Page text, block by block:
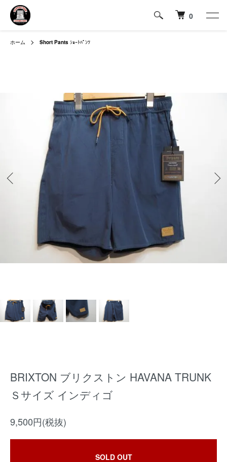
0
ホーム Short Pants ｼｮｰﾄﾊﾟﾝﾂ
BRIXTON ブリクストン HAVANA TRUNK
Ｓサイズ インディゴ
9,500円(税抜)
SOLD OUT